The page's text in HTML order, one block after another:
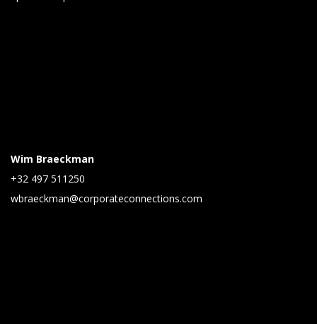
Wim Braeckman
+32 497 511250
wbraeckman@corporateconnections.com